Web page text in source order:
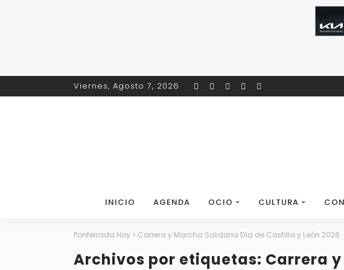
Viernes, Agosto 7, 2026
INICIO AGENDA OCIO CULTURA
Ponferrada Hoy > Carrera y Marcha Solidaria Día de Castilla y León 2026
Archivos por etiquetas: Carrera